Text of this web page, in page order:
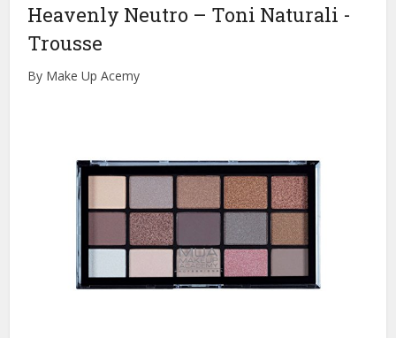
Heavenly Neutro – Toni Naturali -
Trousse
By Make Up Acemy